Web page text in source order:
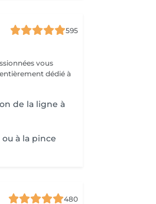
595
vous
dédié à
de la ligne à
à la pince
480